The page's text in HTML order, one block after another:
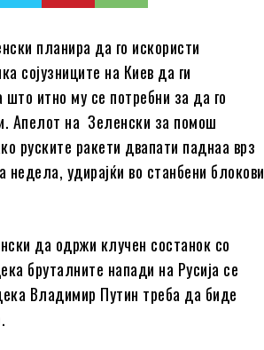
планира да го искористи
сојузниците на Киев да ги
итно му се потребни за да го
Апелот на Зеленски за помош
руските ракети двапати паднаа врз
удирајќи во станбени блокови
да одржи клучен состанок со
бруталните напади на Русија се
Владимир Путин треба да биде